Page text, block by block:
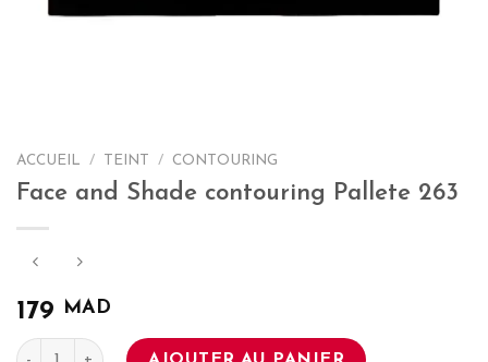
ACCUEIL / TEINT / CONTOURING
Face and Shade contouring Pallete 263
179 MAD
quantité de Face and Shade contouring Pallete 263